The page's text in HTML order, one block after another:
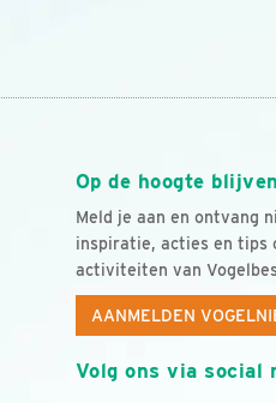
Op de hoogte
Meld je aan en ontvang
inspiratie, acties en tips
activiteiten van
AANMELDEN
Volg ons via social